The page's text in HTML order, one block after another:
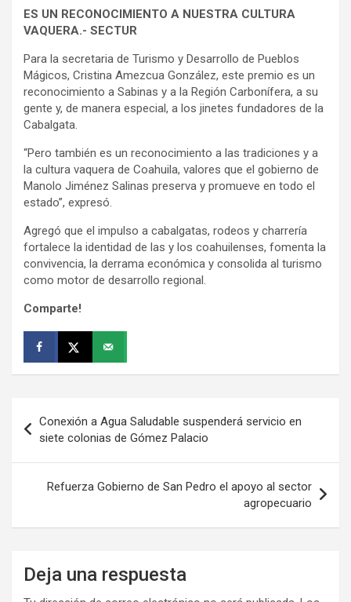
ES UN RECONOCIMIENTO A NUESTRA CULTURA
VAQUERA.- SECTUR
Para la secretaria de Turismo y Desarrollo de Pueblos
Mágicos, Cristina Amezcua González, este premio es un
reconocimiento a Sabinas y a la Región Carbonífera, a su
gente y, de manera especial, a los jinetes fundadores de la
Cabalgata.
“Pero también es un reconocimiento a las tradiciones y a
la cultura vaquera de Coahuila, valores que el gobierno de
Manolo Jiménez Salinas preserva y promueve en todo el
estado”, expresó.
Agregó que el impulso a cabalgatas, rodeos y charrería
fortalece la identidad de las y los coahuilenses, fomenta la
convivencia, la derrama económica y consolida al turismo
como motor de desarrollo regional.
Comparte!
de
entradas
Conexión a Agua Saludable suspenderá servicio en
siete colonias de Gómez Palacio
Refuerza Gobierno de San Pedro el apoyo al sector
agropecuario
Deja una respuesta